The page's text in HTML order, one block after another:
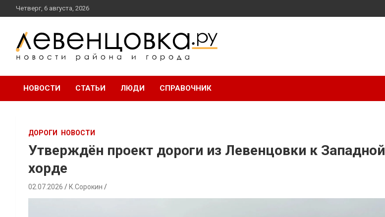
перейти
к
Четверг, 6 августа, 2026
Левенцовка Ру
НОВОСТИ СТАТЬИ ЛЮДИ СПРАВОЧНИК
ДОРОГИ НОВОСТИ
Утверждён проект дороги из Левенцовки к Западной
хорде
02.07.2026 К.Сорокин